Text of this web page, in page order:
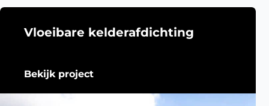
Vloeibare kelderafdichting
Bekijk project